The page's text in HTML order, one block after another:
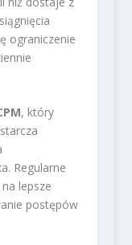
ograniczenie
, który
Regularne
lepsze
postępów